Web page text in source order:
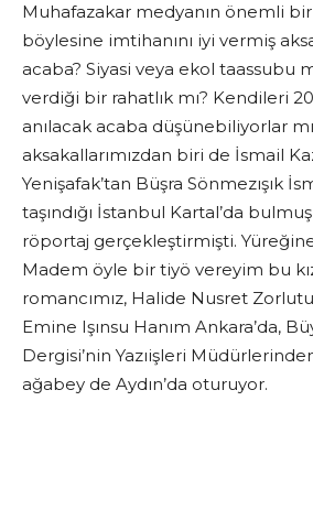
Muhafazakar medyanın önemli
böylesine imtihanını iyi vermiş
acaba? Siyasi veya ekol taassubu
verdiği bir rahatlık mı? Kendileri
anılacak acaba düşünebiliyorlar
aksakallarımızdan biri de İsmail
Yenişafak’tan Büşra Sönmezışık
taşındığı İstanbul Kartal’da
röportaj gerçekleştirmişti.
Madem öyle bir tiyö vereyim bu
romancımız, Halide Nusret
Emine Işınsu Hanım Ankara’da,
Dergisi’nin Yazıişleri
ağabey de Aydın’da oturuyor.